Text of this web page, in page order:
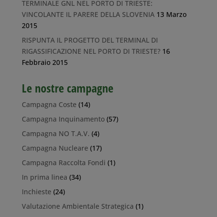
TERMINALE GNL NEL PORTO DI TRIESTE:
VINCOLANTE IL PARERE DELLA SLOVENIA 13 Marzo
2015
RISPUNTA IL PROGETTO DEL TERMINAL DI
RIGASSIFICAZIONE NEL PORTO DI TRIESTE? 16
Febbraio 2015
Le nostre campagne
Campagna Coste (14)
Campagna Inquinamento(57)
Campagna NO T.A.V. (4)
Campagna Nucleare (17)
Campagna Raccolta Fondi (1)
In prima linea (34)
Inchieste (24)
Valutazione Ambientale Strategica (1)